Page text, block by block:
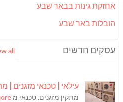
אחזקת גינות בבאר שבע
הובלות באר שבע
עסקים חדשים all
עילאי | טכנאי מזגנים |
מתקין מזגנים, טכנאי מ[...]